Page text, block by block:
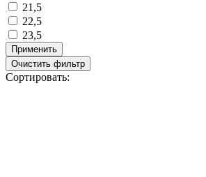
21,5
22,5
23,5
Применить
Очистить фильтр
Сортировать: